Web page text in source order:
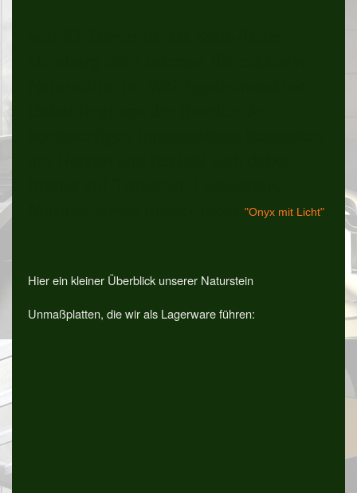
"Onyx mit Licht"
Hier ein kleiner Überblick unserer Naturstein
Unmaßplatten, die wir als Lagerware führen: